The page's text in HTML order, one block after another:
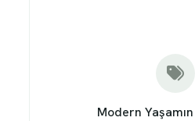
Modern